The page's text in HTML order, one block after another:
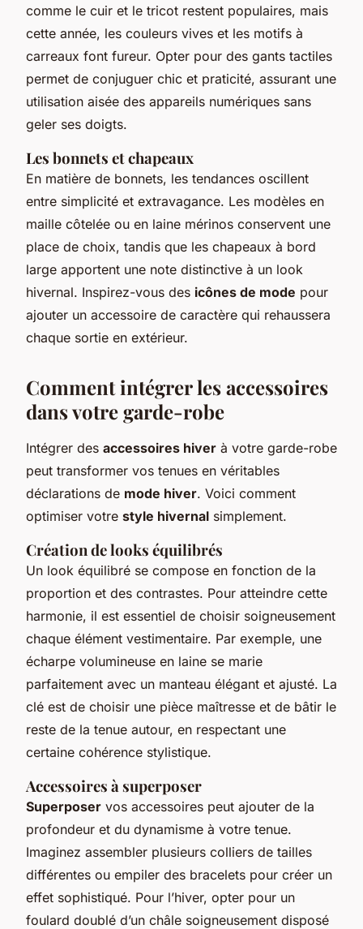
comme le cuir et le tricot restent populaires, mais
cette année, les couleurs vives et les motifs à
carreaux font fureur. Opter pour des gants tactiles
permet de conjuguer chic et praticité, assurant une
utilisation aisée des appareils numériques sans
geler ses doigts.
Les bonnets et chapeaux
En matière de bonnets, les tendances oscillent
entre simplicité et extravagance. Les modèles en
maille côtelée ou en laine mérinos conservent une
place de choix, tandis que les chapeaux à bord
large apportent une note distinctive à un look
hivernal. Inspirez-vous des icônes de mode pour
ajouter un accessoire de caractère qui rehaussera
chaque sortie en extérieur.
Comment intégrer les accessoires
dans votre garde-robe
Intégrer des accessoires hiver à votre garde-robe
peut transformer vos tenues en véritables
déclarations de mode hiver. Voici comment
optimiser votre style hivernal simplement.
Création de looks équilibrés
Un look équilibré se compose en fonction de la
proportion et des contrastes. Pour atteindre cette
harmonie, il est essentiel de choisir soigneusement
chaque élément vestimentaire. Par exemple, une
écharpe volumineuse en laine se marie
parfaitement avec un manteau élégant et ajusté. La
clé est de choisir une pièce maîtresse et de bâtir le
reste de la tenue autour, en respectant une
certaine cohérence stylistique.
Accessoires à superposer
Superposer vos accessoires peut ajouter de la
profondeur et du dynamisme à votre tenue.
Imaginez assembler plusieurs colliers de tailles
différentes ou empiler des bracelets pour créer un
effet sophistiqué. Pour l’hiver, opter pour un
foulard doublé d’un châle soigneusement disposé